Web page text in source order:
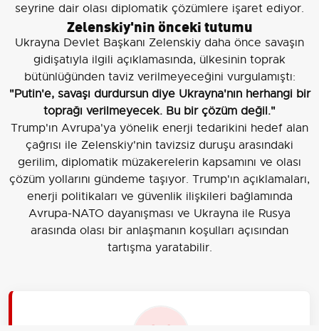
seyrine dair olası diplomatik çözümlere işaret ediyor.
Zelenskiy'nin önceki tutumu
Ukrayna Devlet Başkanı Zelenskiy daha önce savaşın
gidişatıyla ilgili açıklamasında, ülkesinin toprak
bütünlüğünden taviz verilmeyeceğini vurgulamıştı:
"Putin'e, savaşı durdursun diye Ukrayna'nın herhangi bir
toprağı verilmeyecek. Bu bir çözüm değil."
Trump'ın Avrupa'ya yönelik enerji tedarikini hedef alan
çağrısı ile Zelenskiy'nin tavizsiz duruşu arasındaki
gerilim, diplomatik müzakerelerin kapsamını ve olası
çözüm yollarını gündeme taşıyor. Trump'ın açıklamaları,
enerji politikaları ve güvenlik ilişkileri bağlamında
Avrupa-NATO dayanışması ve Ukrayna ile Rusya
arasında olası bir anlaşmanın koşulları açısından
tartışma yaratabilir.